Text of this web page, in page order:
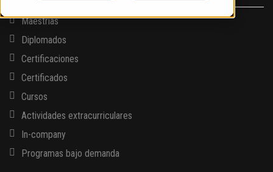
Maestrías
Diplomados
Certificaciones
Certificados
Cursos
Actividades extracurriculares
In-company
Programas bajo demanda